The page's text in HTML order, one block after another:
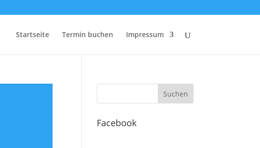
Startseite Termin buchen Impressum
Facebook